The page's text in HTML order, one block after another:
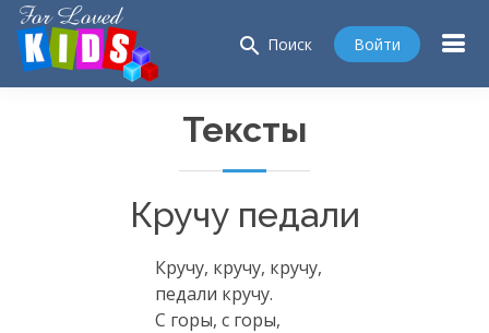
search Поиск Войти
Тексты
Кручу педали
Кручу, кручу, кручу,
педали кручу.
С горы, с горы,